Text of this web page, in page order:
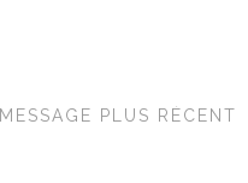
MESSAGE PLUS RÉCENT